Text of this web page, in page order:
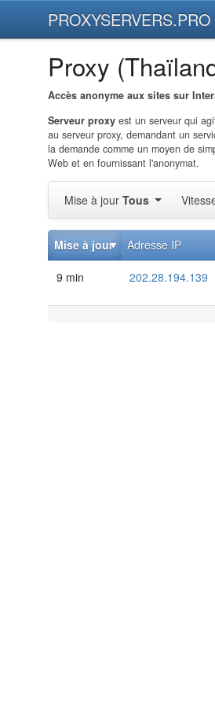
PROXYSERVERS.PRO
Proxy
Accès anonyme aux sites sur
Serveur proxy est un serveur qui
au serveur proxy, demandant un
la demande comme un moyen de
Web et en fournissant l'anonymat.
Mise à jour Tous
Mise à jour Adresse IP
9 min 202.28.194.139